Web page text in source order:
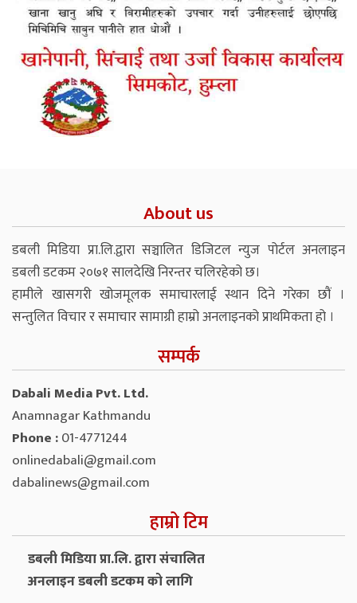
About us
डबली मिडिया प्रा.लि.द्वारा सञ्चालित डिजिटल न्युज पोर्टल अनलाइन
डबली डटकम २०७१ सालदेखि निरन्तर चलिरहेको छ।
हामीले खासगरी खोजमूलक समाचारलाई स्थान दिने गरेका छौं ।
सन्तुलित विचार र समाचार सामाग्री हाम्रो अनलाइनको प्राथमिकता हो ।
सम्पर्क
Dabali Media Pvt. Ltd.
Anamnagar Kathmandu
Phone :01-4771244
onlinedabali@gmail.com
dabalinews@gmail.com
हाम्रो टिम
डबली मिडिया प्रा.लि. द्वारा संचालित
अनलाइन डबली डटकम को लागि